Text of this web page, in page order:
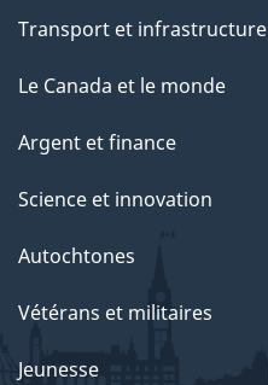
Transport et infrastructure
Le Canada et le monde
Argent et finance
Science et innovation
Autochtones
Vétérans et militaires
Jeunesse